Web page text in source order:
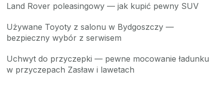
Land Rover poleasingowy — jak kupić pewny SUV
Używane Toyoty z salonu w Bydgoszczy —
bezpieczny wybór z serwisem
Uchwyt do przyczepki — pewne mocowanie ładunku
w przyczepach Zasław i lawetach